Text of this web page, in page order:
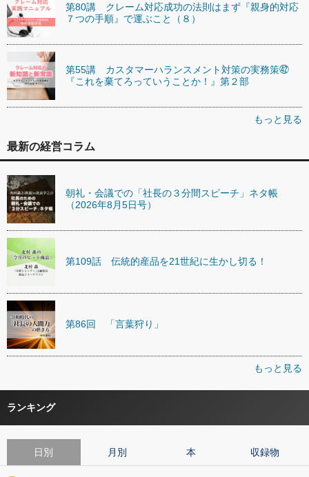
第80講 クレーム対応成功の法則はまず『親身的対応
７つの手順』で運ぶこと（８）
第55講 カスタマーハランスメント対策の実務策㊷
『これを棄てろっていうことか！』第２部
もっと見る
最新の経営コラム
朝礼・会議での「社長の３分間スピーチ」ネタ帳
（2026年8月5日号）
第109話 伝統的産品を21世紀に生かし切る！
第86回 「言葉狩り」
もっと見る
ランキング
日別 月別 本 収録物